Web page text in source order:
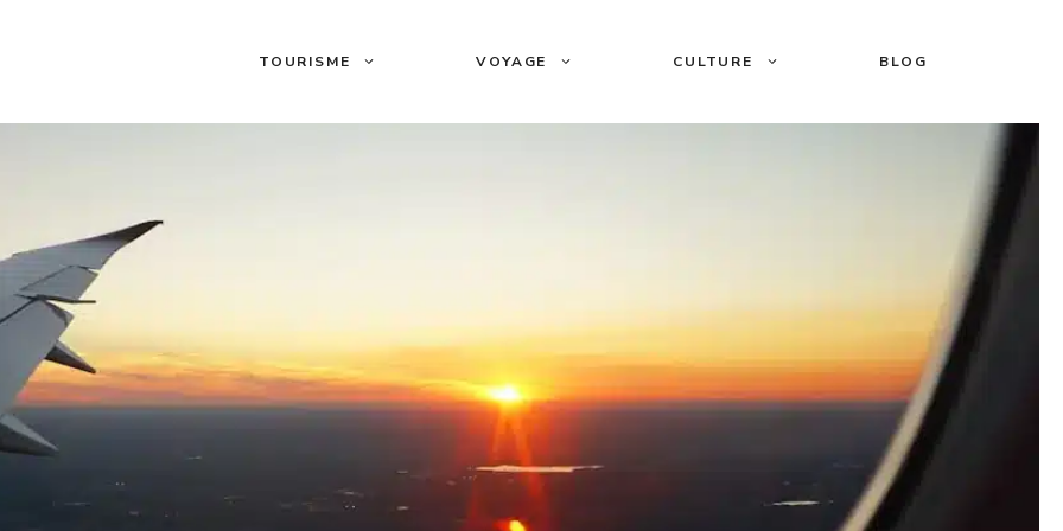
TOURISME VOYAGE CULTURE BLOG